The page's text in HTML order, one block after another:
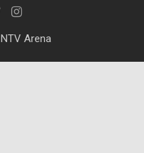
NTV Arena